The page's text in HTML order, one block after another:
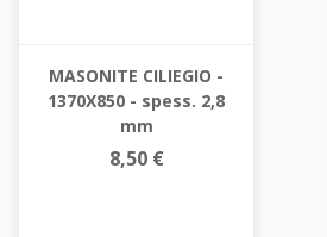
MASONITE CILIEGIO -
1370X850 - spess. 2,8
mm
8,50 €